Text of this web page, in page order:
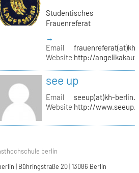
Studentisches
Frauenreferat
→
Email
Website http://
see up
Email
seeup(at)kh-
Website http://
berlin
| Bühringstraße 20 | 13086 Berlin